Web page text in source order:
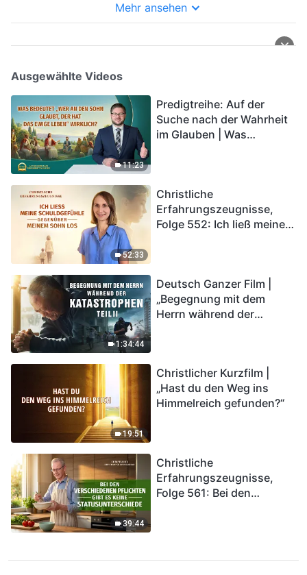
Mehr ansehen
Ausgewählte Videos
11:23
Predigtreihe: Auf der
Suche nach der Wahrheit
im Glauben | Was
52:33
Christliche
Erfahrungszeugnisse,
Folge 552: Ich ließ meine
1:34:44
Deutsch Ganzer Film |
„Begegnung mit dem
Herrn während der
in das Königreich Gottes
eintreten?
19:51
Christlicher Kurzfilm |
„Hast du den Weg ins
Himmelreich gefunden?“
39:44
Christliche
Erfahrungszeugnisse,
Folge 561: Bei den